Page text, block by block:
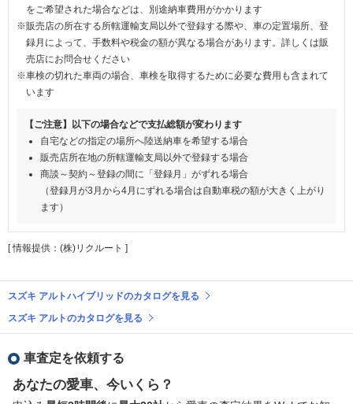
をご希望された場合などは、別途納車費用がかかります
※販売店の所在する所轄運輸支局以外で登録する際や、車の定置場所、登
録月によって、手数料や税金の額が異なる場合があります。詳しくは販
売店にお問合せください
※車検の切れた車両の場合、車検を取得するために必要な費用も含まれて
います
【ご注意】以下の場合などで支払総額が変わります
自宅などの指定の場所へ陸送納車を希望する場合
販売店所在地の所轄運輸支局以外で登録する場合
商談～契約～登録の間に「登録月」がずれる場合
（登録月が3月から4月にずれる場合は自動車税の額が大きく上がり
ます）
[ 情報提供：(株)リクルート ]
スズキ アルトハイブリッドのカタログを見る
スズキ アルトのカタログを見る
車査定を依頼する
あなたの愛車、今いくら？